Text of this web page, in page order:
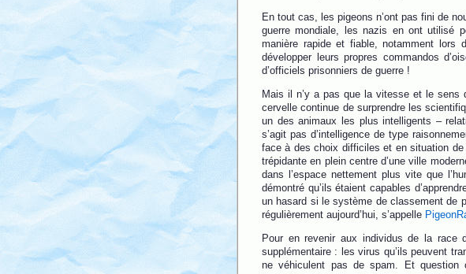
En tout cas, les pigeons n’ont pas fini de
guerre mondiale, les nazis en ont utilisé
manière rapide et fiable, notamment lors
développer leurs propres commandos
d’officiels prisonniers de guerre !
Mais il n’y a pas que la vitesse et le sens
cervelle continue de surprendre les
un des animaux les plus intelligents –
s’agit pas d’intelligence de type
face à des choix difficiles et en situation
trépidante en plein centre d’une ville
dans l’espace nettement plus vite que
démontré qu’ils étaient capables
un hasard si le système de classement de
régulièrement aujourd’hui, s’appelle
Pour en revenir aux individus de la race
supplémentaire : les virus qu’ils peuvent
ne véhiculent pas de spam. Et